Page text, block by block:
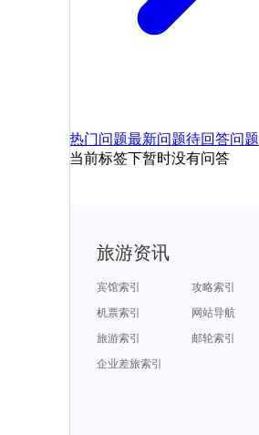
热门问题最新问题待回答问题
当前标签下暂时没有问答
旅游资讯
宾馆索引
攻略索引
机票索引
网站导航
旅游索引
邮轮索引
企业差旅索引